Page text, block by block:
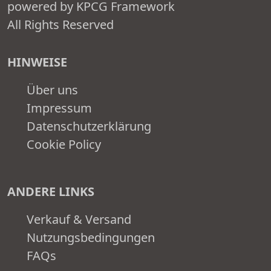
powered by KPCG Framework
All Rights Reserved
HINWEISE
Über uns
Impressum
Datenschutzerklärung
Cookie Policy
ANDERE LINKS
Verkauf & Versand
Nutzungsbedingungen
FAQs